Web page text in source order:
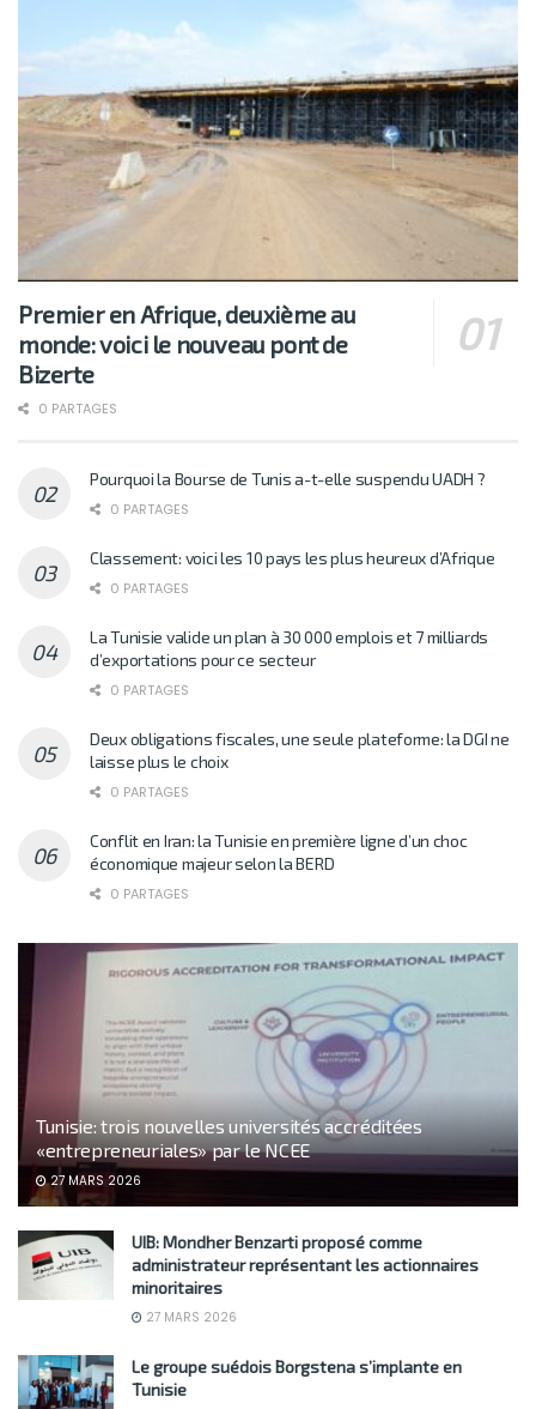
Premier en Afrique, deuxième au
monde: voici le nouveau pont de
Bizerte
0 PARTAGES
Pourquoi la Bourse de Tunis a-t-elle suspendu UADH ?
0 PARTAGES
Classement: voici les 10 pays les plus heureux d’Afrique
0 PARTAGES
La Tunisie valide un plan à 30 000 emplois et 7 milliards
d’exportations pour ce secteur
0 PARTAGES
Deux obligations fiscales, une seule plateforme: la DGI ne
laisse plus le choix
0 PARTAGES
Conflit en Iran: la Tunisie en première ligne d’un choc
économique majeur selon la BERD
0 PARTAGES
Tunisie: trois nouvelles universités accréditées
«entrepreneuriales» par le NCEE
27 MARS 2026
UIB: Mondher Benzarti proposé comme
administrateur représentant les actionnaires
minoritaires
27 MARS 2026
Le groupe suédois Borgstena s’implante en
Tunisie